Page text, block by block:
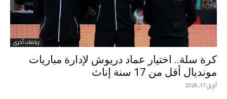
رياضات أخرى
كرة سلة.. اختيار عماد دريوش لإدارة مباريات
مونديال أقل من 17 سنة إناث
أبريل 17, 2026